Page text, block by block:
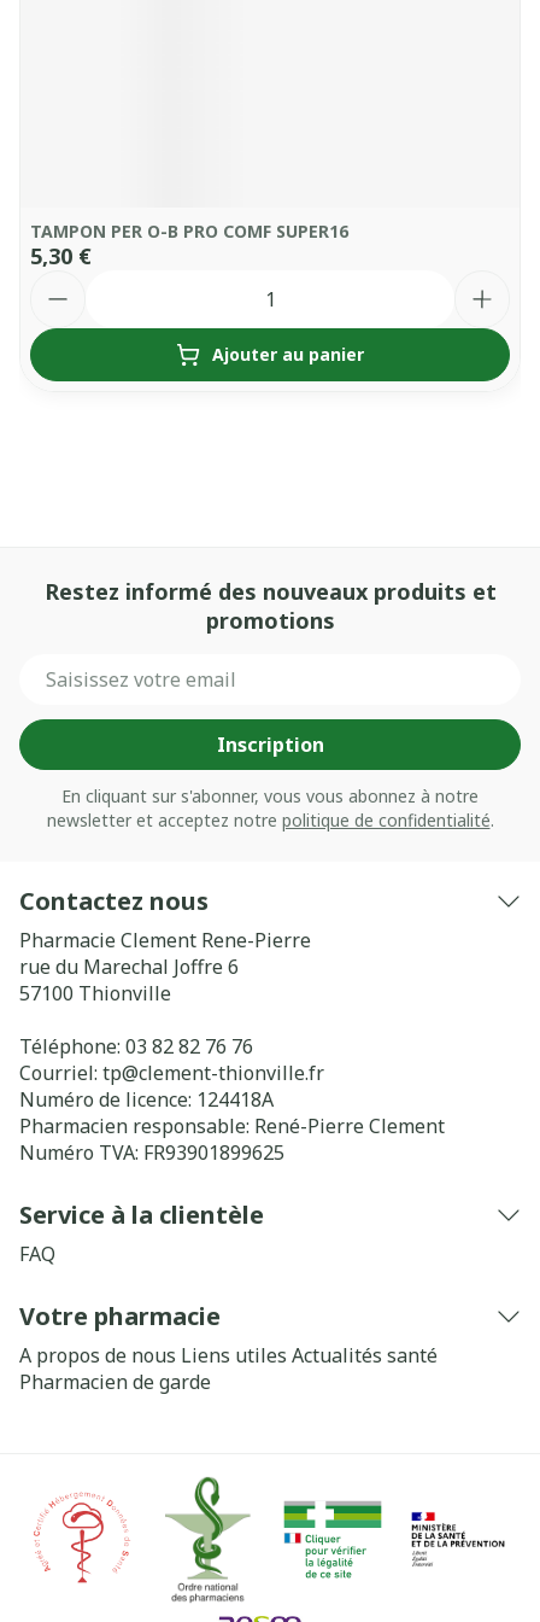
TAMPON PER O-B PRO COMF SUPER16
5,30 €
Ajouter au panier
Restez informé des nouveaux produits et
promotions
Inscription
En cliquant sur s'abonner, vous vous abonnez à notre
newsletter et acceptez notre politique de confidentialité.
Contactez nous
Pharmacie Clement Rene-Pierre
rue du Marechal Joffre 6
57100 Thionville
Téléphone: 03 82 82 76 76
Courriel: tp@clement-thionville.fr
Numéro de licence: 124418A
Pharmacien responsable: René-Pierre Clement
Numéro TVA: FR93901899625
Service à la clientèle
FAQ
Votre pharmacie
A propos de nous Liens utiles Actualités santé
Pharmacien de garde